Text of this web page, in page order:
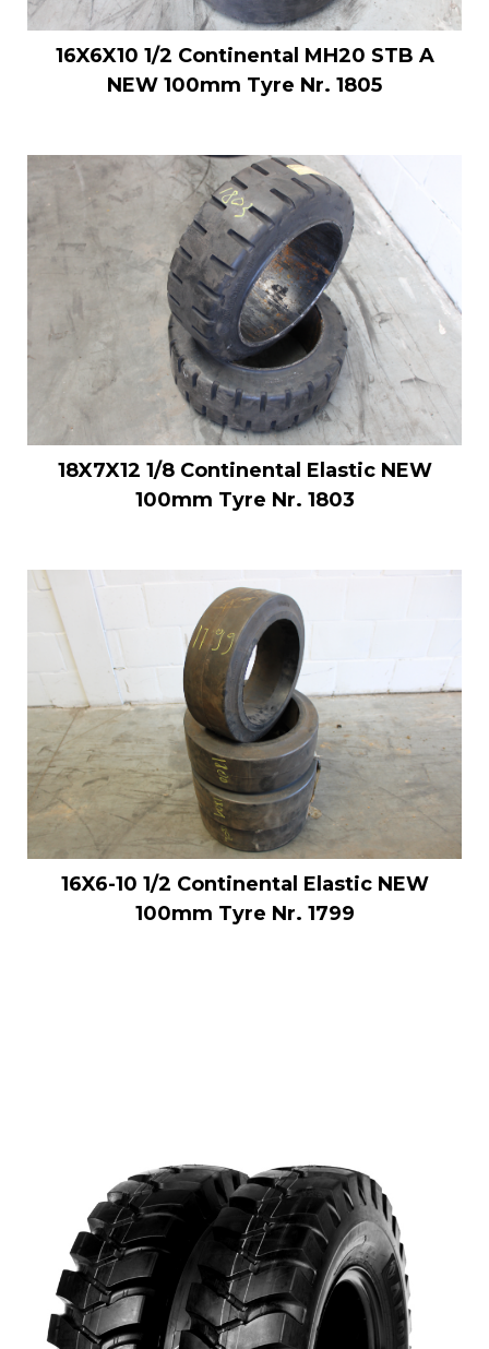
16X6X10 1/2 Continental MH20 STB A
NEW 100mm Tyre Nr. 1805
18X7X12 1/8 Continental Elastic NEW
100mm Tyre Nr. 1803
16X6-10 1/2 Continental Elastic NEW
100mm Tyre Nr. 1799